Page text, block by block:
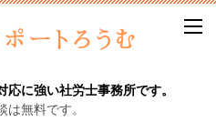
に強い社労士事務所です。
無料です。